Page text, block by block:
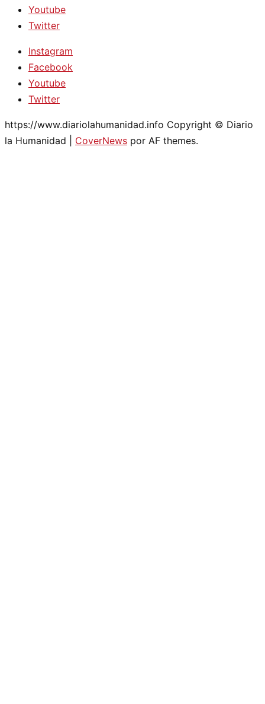
Youtube
Twitter
Instagram
Facebook
Youtube
Twitter
https://www.diariolahumanidad.info Copyright © Diario
la Humanidad
CoverNews por AF themes.